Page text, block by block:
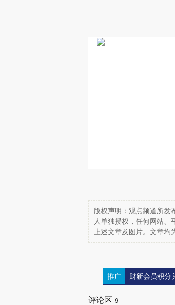
版权声明：观点频道所发
人单独授权，任何网站、
上述文章及图片。文章均
推广 财新会员积分
评论区 9